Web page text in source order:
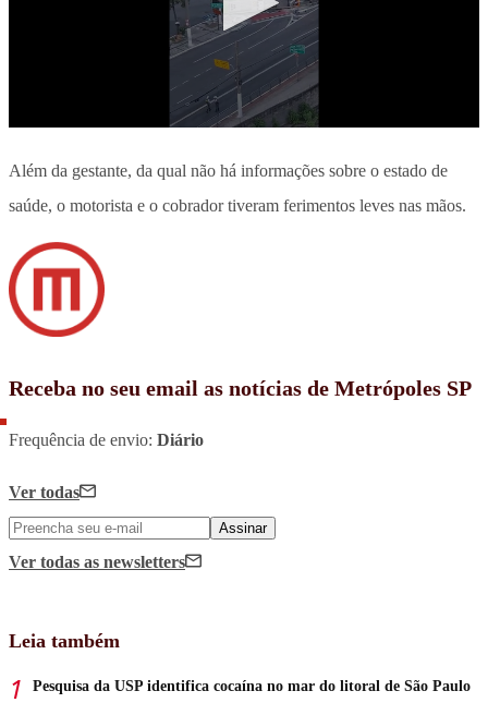
Além da gestante, da qual não há informações sobre o estado de
saúde, o motorista e o cobrador tiveram ferimentos leves nas mãos.
Receba no seu email as notícias de Metrópoles SP
Frequência de envio: Diário
Ver todas
Assinar
Ver todas as newsletters
Leia também
Pesquisa da USP identifica cocaína no mar do litoral de São Paulo